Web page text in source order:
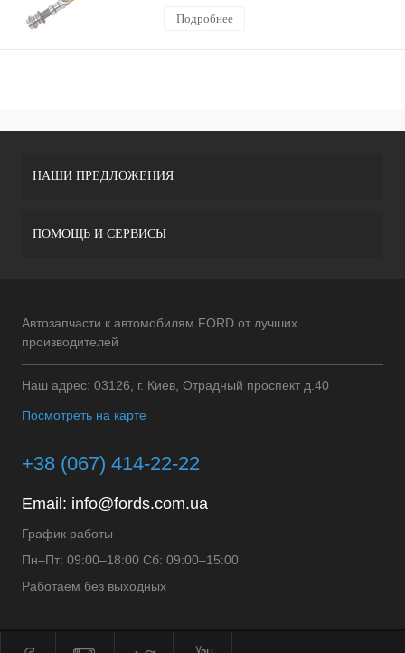
Подробнее
НАШИ ПРЕДЛОЖЕНИЯ
ПОМОЩЬ И СЕРВИСЫ
Автозапчасти к автомобилям FORD от лучших
производителей
Наш адрес: 03126, г. Киев, Отрадный проспект д.40
Посмотреть на карте
+38 (067) 414-22-22
Email: info@fords.com.ua
График работы
Пн–Пт: 09:00–18:00 Сб: 09:00–15:00
Работаем без выходных